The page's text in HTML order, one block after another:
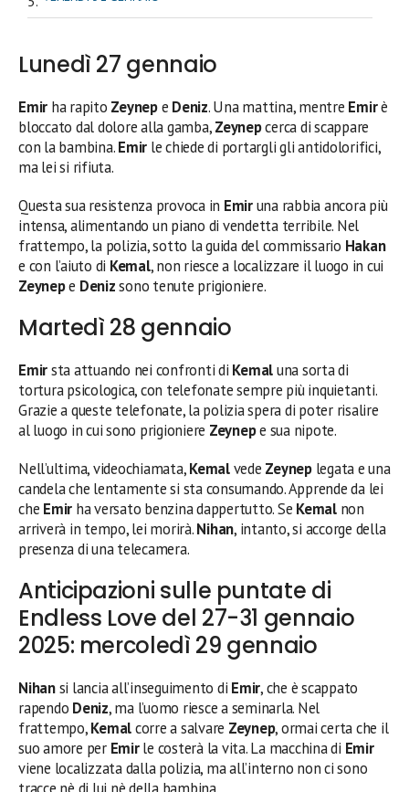
Lunedì 27 gennaio
Emir ha rapito Zeynepe Deniz. Una mattina, mentre Emirè
bloccato dal dolore alla gamba,Zeynepcerca di scappare
con la bambina.Emir le chiede di portargli gli antidolorifici,
ma lei si rifiuta.
Questa sua resistenza provoca in Emiruna rabbia ancora più
intensa, alimentando un piano di vendetta terribile. Nel
frattempo, la polizia, sotto la guida del commissario Hakan
e con l’aiuto di Kemal, non riesce a localizzare il luogo in cui
Zeynepe Denizsono tenute prigioniere.
Martedì 28 gennaio
Emirsta attuando nei confronti di Kemaluna sorta di
tortura psicologica, con telefonate sempre più inquietanti.
Grazie a queste telefonate, la polizia spera di poter risalire
al luogo in cui sono prigioniere Zeynepe sua nipote.
Nell’ultima, videochiamata,Kemalvede Zeyneplegata e una
candela che lentamente si sta consumando. Apprende da lei
che Emir ha versato benzina dappertutto. Se Kemalnon
arriverà in tempo, lei morirà.Nihan, intanto, si accorge della
presenza di una telecamera.
Anticipazioni sulle puntate di
Endless Love del 27-31 gennaio
2025: mercoledì 29 gennaio
Nihansi lancia all’inseguimento di Emir, che è scappato
rapendo Deniz, ma l’uomo riesce a seminarla. Nel
frattempo,Kemalcorre a salvare Zeynep, ormai certa che il
suo amore per Emirle costerà la vita. La macchina di Emir
viene localizzata dalla polizia, ma all’interno non ci sono